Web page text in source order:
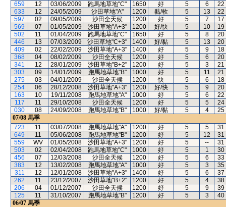
659
12 03/06/2009 跑馬地草地"C" 1650 好 5 6
22
633
12 24/05/2009 沙田草地"A" 1200 黏/軟 5 13
22
597
02 09/05/2009 沙田全天候 1200 好 5 7
17
569
07 01/05/2009 沙田草地"A+3" 1200 好/快 5 10
19
502
11 01/04/2009 跑馬地草地"C" 1650 好 5 8
20
446
13 07/03/2009 沙田草地"C+3" 1400 好/黏 5 13
20
409
02 22/02/2009 沙田草地"A+3" 1400 好 5 9
18
368
04 08/02/2009 沙田全天候 1200 好 5 6
20
341
12 28/01/2009 沙田草地"B+2" 1200 好 5 3
21
303
09 14/01/2009 跑馬地草地"B" 1000 好 5 11
21
275
03 04/01/2009 沙田全天候 1200 快 5 6
18
254
06 28/12/2008 沙田草地"A+3" 1200 好/快 5 9
20
163
10 19/11/2008 跑馬地草地"A" 1000 好 5 6
22
117
11 29/10/2008 沙田全天候 1200 好 5 5
24
030
08 24/09/2008 跑馬地草地"B" 1000 好/黏 5 4
25
07/08 馬季
723
11 03/07/2008 跑馬地草地"A" 1200 好 5 5
31
649
11 05/06/2008 跑馬地草地"B" 1200 好 5 12
31
559
WV 01/05/2008 沙田草地"A+3" 1200 好 5 --
31
503
02 02/04/2008 跑馬地草地"C" 1000 好 5 1
30
456
07 12/03/2008 沙田全天候 1200 好 5 6
33
383
12 13/02/2008 跑馬地草地"A" 1000 好 5 3
35
311
12 12/01/2008 沙田草地"A+3" 1400 好 5 6
37
262
11 23/12/2007 沙田草地"B+2" 1200 好 5 4
38
206
04 01/12/2007 沙田全天候 1200 好 5 9
39
125
11 31/10/2007 跑馬地草地"B" 1200 好 5 3
40
06/07 馬季